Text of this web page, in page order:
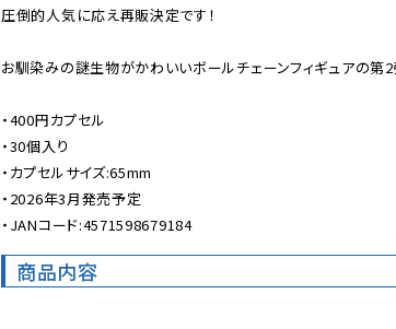
圧倒的人気に応え再販決定です！
お馴染みの謎生物がかわいいボールチェーンフィギュアの
・400円カプセル
・30個入り
・カプセルサイズ:65mm
・2026年3月発売予定
・JANコード:4571598679184
商品内容